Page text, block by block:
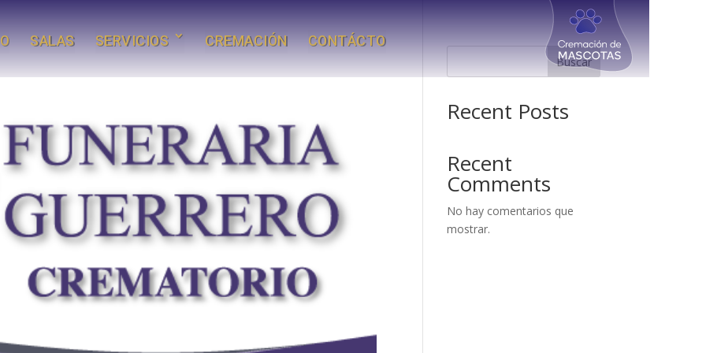
SALAS SERVICIOS CREMACIÓN CONTÁCTO
Buscar
Recent Posts
Recent
Comments
No hay comentarios que
mostrar.